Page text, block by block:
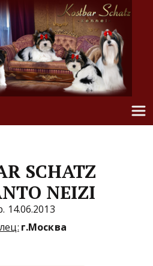
SCHATZ
NEIZI
14.06.2013
г.Москва